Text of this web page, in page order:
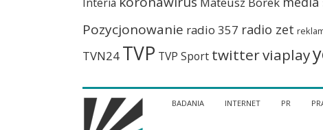
Pozycjonowanie radio 357 radio zet
TVN24 TVP TVP Sport twitterviaplay
BADANIA INTERNET PR